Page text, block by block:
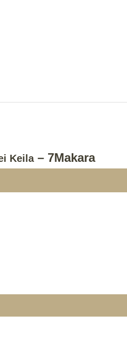
Keila– 7Makara